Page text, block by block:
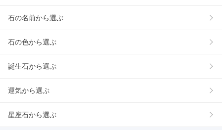
石の名前から選ぶ
石の色から選ぶ
誕生石から選ぶ
運気から選ぶ
星座石から選ぶ